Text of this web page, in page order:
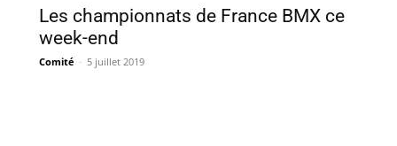
Les championnats de France BMX ce
week-end
Comité - 5 juillet 2019